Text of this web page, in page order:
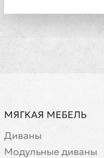
МЯГКАЯ МЕБЕЛЬ
Диваны
Модульные диваны